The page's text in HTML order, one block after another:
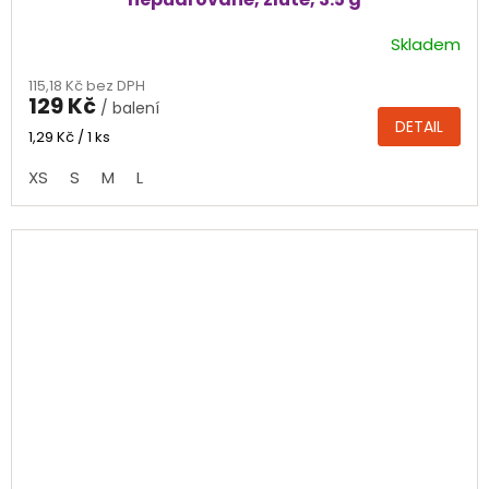
produktu
je
4,5
5
hvězdiček.
Skladem
115,18 Kč bez DPH
129 Kč / balení
Měrná
1,29 Kč / 1 ks DETAIL
XS S M L